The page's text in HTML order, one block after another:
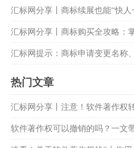
汇标网分享丨商标续展也能“快人
汇标网分享丨商标购买全攻略：
汇标网提示：商标申请变更名称
热门文章
软件著作权可以撤销的吗？一文